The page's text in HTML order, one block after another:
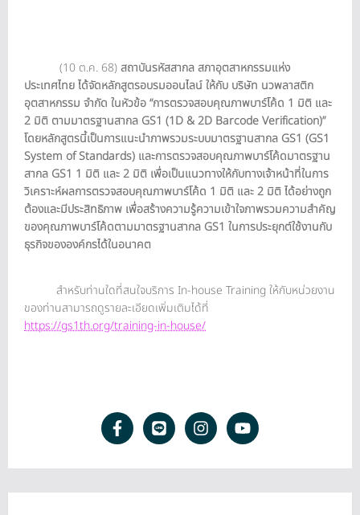
(10 ต.ค. 68)สถาบันรหัสสากล สภาอุตสาหกรรมแห่ง
ประเทศไทย ได้จัดหลักสูตรอบรมออนไลน์ ให้กับ บริษัท นวพลาสติก
อุตสาหกรรม จำกัด ในหัวข้อ “การตรวจสอบคุณภาพบาร์โค้ด 1 มิติ และ
2 มิติ ตามมาตรฐานสากล GS1 (1D & 2D Barcode Verification)”
โดยหลักสูตรนี้เป็นการแนะนำภาพรวมระบบมาตรฐานสากล GS1 (GS1
System of Standards) และการตรวจสอบคุณภาพบาร์โค้ดมาตรฐาน
สากล GS1 1 มิติ และ 2 มิติ เพื่อเป็นแนวทางให้กับทางเจ้าหน้าที่ในการ
วิเคราะห์ผลการตรวจสอบคุณภาพบาร์โค้ด 1 มิติ และ 2 มิติ ได้อย่างถูก
ต้องและมีประสิทธิภาพ เพื่อสร้างความรู้ความเข้าใจภาพรวมความสำคัญ
ของคุณภาพบาร์โค้ดตามมาตรฐานสากล GS1 ในการประยุกต์ใช้งานกับ
ธุรกิจขององค์กรได้ในอนาคต
สำหรับท่านใดที่สนใจบริการ In-house Training ให้กับหน่วยงาน
ของท่านสามารถดูรายละเอียดเพิ่มเติมได้ที่
https://gs1th.org/training-in-house/